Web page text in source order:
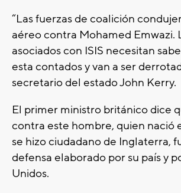
“Las fuerzas de coalición
aéreo contra Mohamed Emwazi.
asociados con ISIS necesitan
esta contados y van a ser
secretario del estado John Kerry.
El primer ministro británico dice
contra este hombre, quien nació
se hizo ciudadano de Inglaterra,
defensa elaborado por su país y
Unidos.